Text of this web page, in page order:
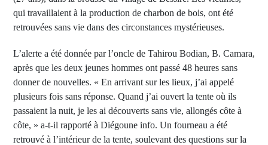
qui travaillaient à la production de charbon de bois, ont été
retrouvées sans vie dans des circonstances mystérieuses.
L’alerte a été donnée par l’oncle de Tahirou Bodian, B. Camara,
après que les deux jeunes hommes ont passé 48 heures sans
donner de nouvelles. « En arrivant sur les lieux, j’ai appelé
plusieurs fois sans réponse. Quand j’ai ouvert la tente où ils
passaient la nuit, je les ai découverts sans vie, allongés côte à
côte, » a-t-il rapporté à Diégoune info. Un fourneau a été
retrouvé à l’intérieur de la tente, soulevant des questions sur la